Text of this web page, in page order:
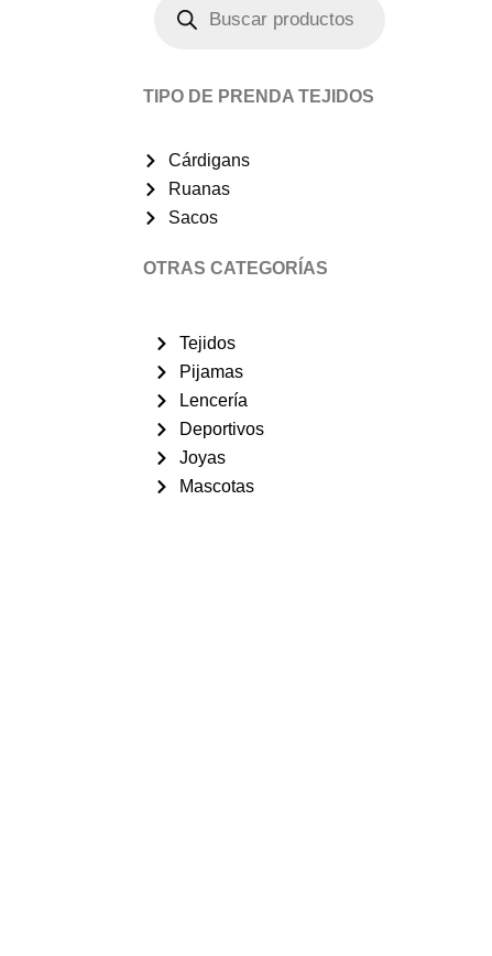
productos
TIPO DE PRENDA TEJIDOS
Cárdigans
Ruanas
Sacos
OTRAS CATEGORÍAS
Tejidos
Pijamas
Lencería
Deportivos
Joyas
Mascotas